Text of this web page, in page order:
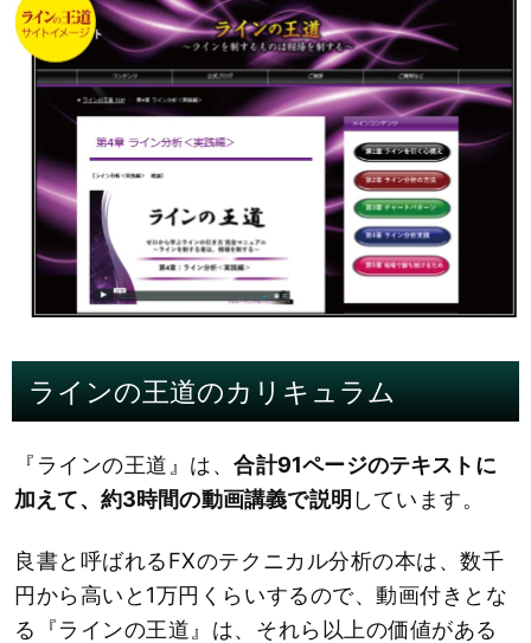
ラインの王道のカリキュラム
『ラインの王道』は、合計91ページのテキストに
加えて、約3時間の動画講義で説明 しています。
良書と呼ばれるFXのテクニカル分析の本は、数千
円から高いと1万円くらいするので、動画付きとな
る『ラインの王道』は、それら以上の価値がある